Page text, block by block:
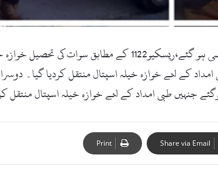
سوات(زما سوات ڈاٹ کام) سوات میں مختلف ٹریفک حادثات مین پانچ افراد
کے لئے خوازہ خیلہ اسپتال منتقل کردیا گیا۔ دوسرا
جنہیں طبی امداد کے لئے خوازہ خیلہ اسپتال منتقل
Share via Email
Print